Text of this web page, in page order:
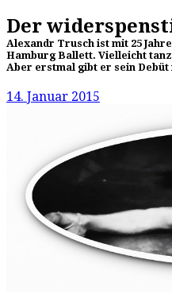
Der
Alexandr Trusch ist mit 25
Hamburg Ballett. Vielleicht
Aber erstmal gibt er sein Debüt
14. Januar 2015